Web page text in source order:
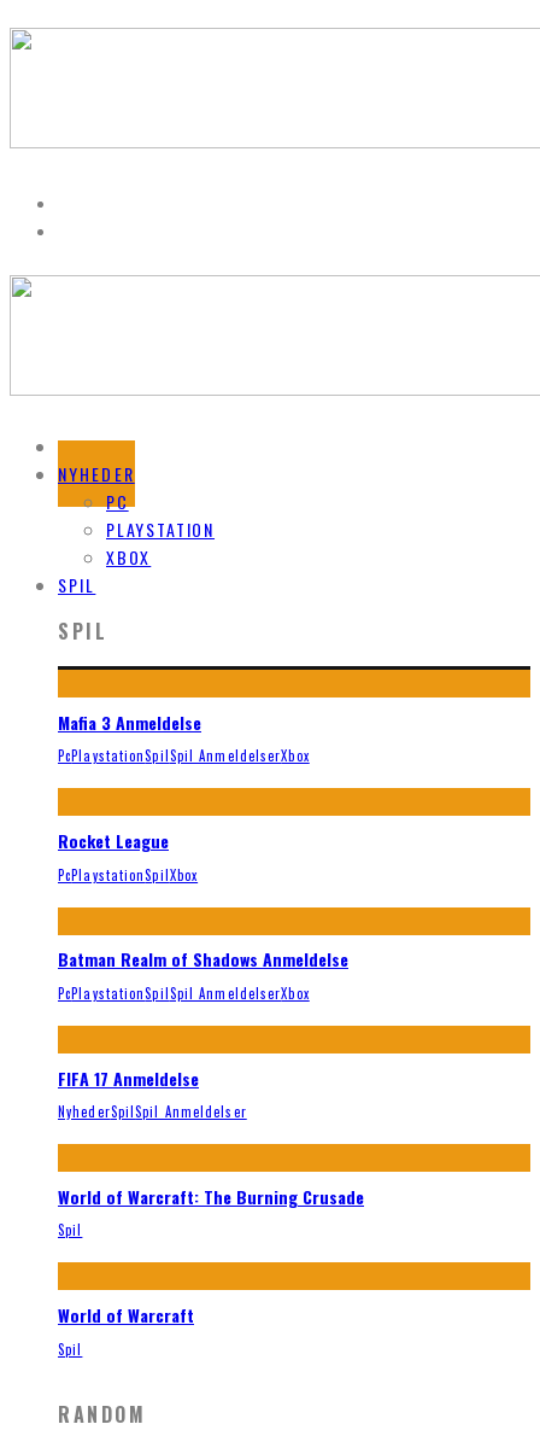
FORSIDE
NYHEDER
PC
PLAYSTATION
XBOX
SPIL
SPIL
Mafia 3 Anmeldelse
PcPlaystationSpilSpil AnmeldelserXbox
Rocket League
PcPlaystationSpilXbox
Batman Realm of Shadows Anmeldelse
PcPlaystationSpilSpil AnmeldelserXbox
FIFA 17 Anmeldelse
NyhederSpilSpil Anmeldelser
World of Warcraft: The Burning Crusade
Spil
World of Warcraft
Spil
RANDOM